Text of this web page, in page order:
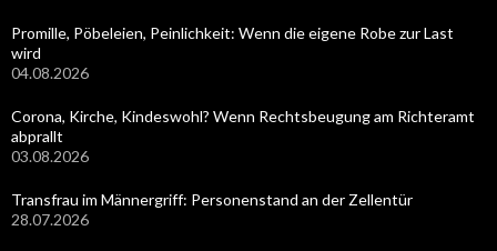
Promille, Pöbeleien, Peinlichkeit: Wenn die eigene Robe zur Last
wird
04.08.2026
Corona, Kirche, Kindeswohl? Wenn Rechtsbeugung am Richteramt
abprallt
03.08.2026
Transfrau im Männergriff: Personenstand an der Zellentür
28.07.2026